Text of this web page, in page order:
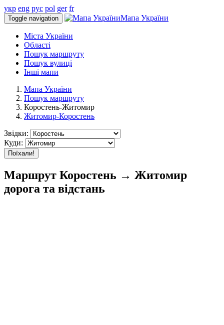
укр eng рус pol ger fr
Toggle navigation Мапа України
Міста України
Області
Пошук маршруту
Пошук вулиці
Інші мапи
Мапа України
Пошук маршруту
Коростень-Житомир
Житомир-Коростень
Звідки:
Куди:
Поїхали!
Маршрут Коростень → Житомир
дорога та відстань